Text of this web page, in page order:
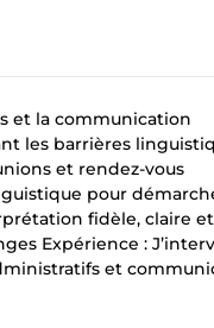
et la communication
les barrières
et rendez-vous
pour
fidèle, claire et
Expérience :
et